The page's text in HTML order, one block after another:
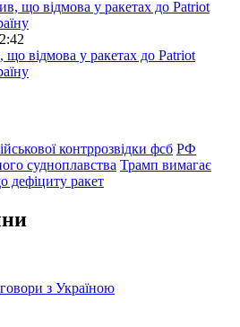
відмова у ракетах до Patriot
контррозвідки фсб РФ
судноплавства Трамп вимагає
дефіциту ракет
з Україною